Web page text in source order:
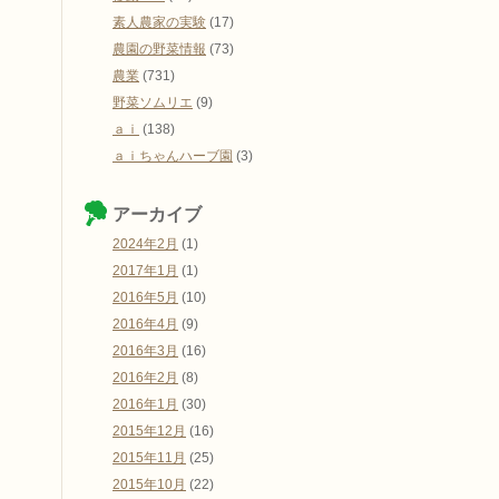
素人農家の実験 (17)
農園の野菜情報 (73)
農業 (731)
野菜ソムリエ (9)
ａｉ (138)
ａｉちゃんハーブ園 (3)
アーカイブ
2024年2月 (1)
2017年1月 (1)
2016年5月 (10)
2016年4月 (9)
2016年3月 (16)
2016年2月 (8)
2016年1月 (30)
2015年12月 (16)
2015年11月 (25)
2015年10月 (22)